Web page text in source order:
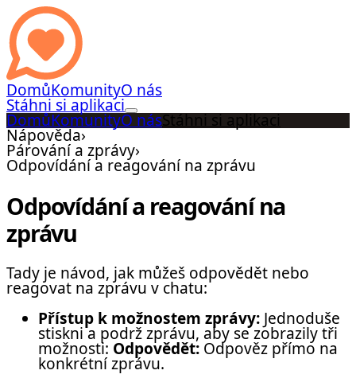
DomůKomunityO nás
Stáhni si aplikaci
DomůKomunityO násStáhni si aplikaci
Nápověda›
Párování a zprávy›
Odpovídání a reagování na zprávu
Odpovídání a reagování na
zprávu
Tady je návod, jak můžeš odpovědět nebo
reagovat na zprávu v chatu:
Přístup k možnostem zprávy: Jednoduše
stiskni a podrž zprávu, aby se zobrazily tři
možnosti: Odpovědět: Odpověz přímo na
konkrétní zprávu.